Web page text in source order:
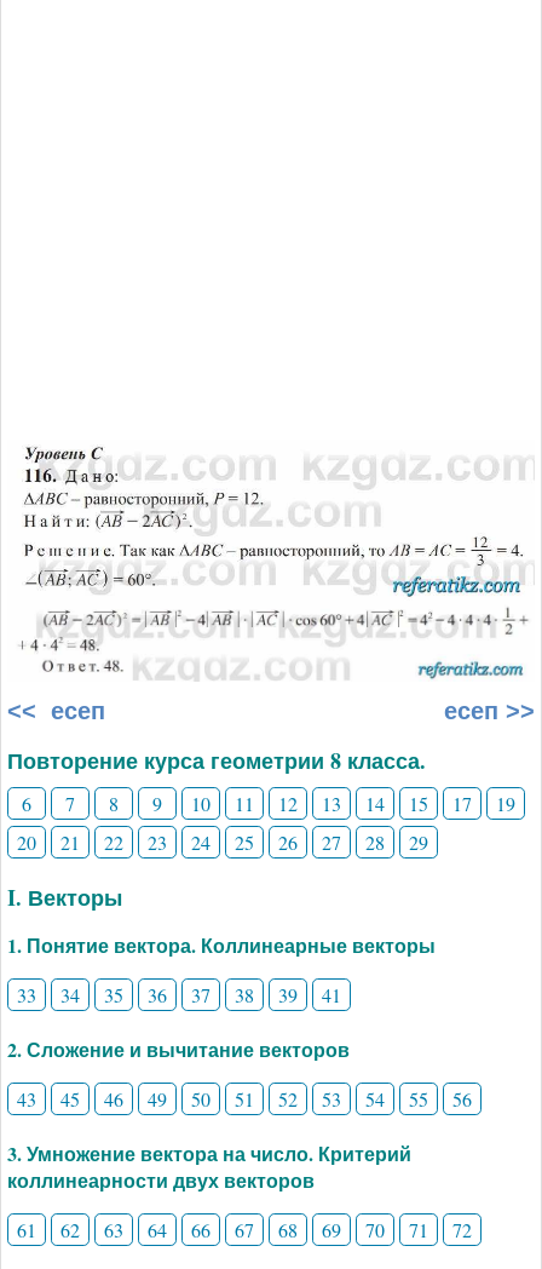
<< есеп есеп >>
Повторение курса геометрии 8 класса.
6 7 8 9 10 11 12 13 14 15 17
19
20
21 22 23 24 25 26 27 28 29
I. Векторы
1. Понятие вектора. Коллинеарные векторы
33 34 35 36 37 38 39 41
2. Сложение и вычитание векторов
43 45 46 49 50 51 52 53 54 55 56
3. Умножение вектора на число. Критерий
коллинеарности двух векторов
61 62 63 64 66 67 68 69 70 71 72